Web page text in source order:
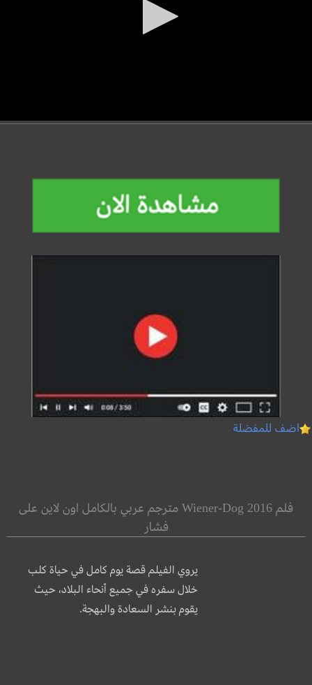
اضف للمفضلة
فلم Wiener-Dog 2016 مترجم عربي بالكامل اون لاين على
فشار
يروي الفيلم قصة يوم كامل في حياة كلب
خلال سفره في جميع أنحاء البلاد، حيث
يقوم بنشر السعادة والبهجة.